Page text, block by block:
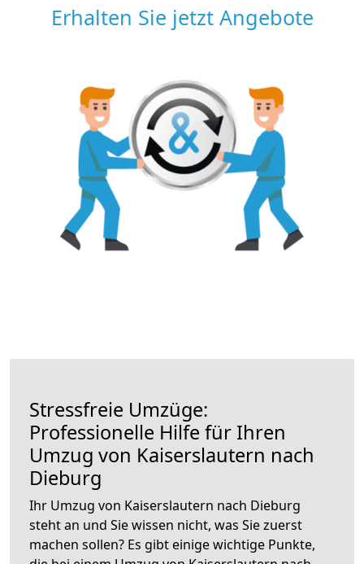
Erhalten Sie jetzt Angebote
Stressfreie Umzüge:
Professionelle Hilfe für Ihren
Umzug von Kaiserslautern nach
Dieburg
Ihr Umzug von Kaiserslautern nach Dieburg
steht an und Sie wissen nicht, was Sie zuerst
machen sollen? Es gibt einige wichtige Punkte,